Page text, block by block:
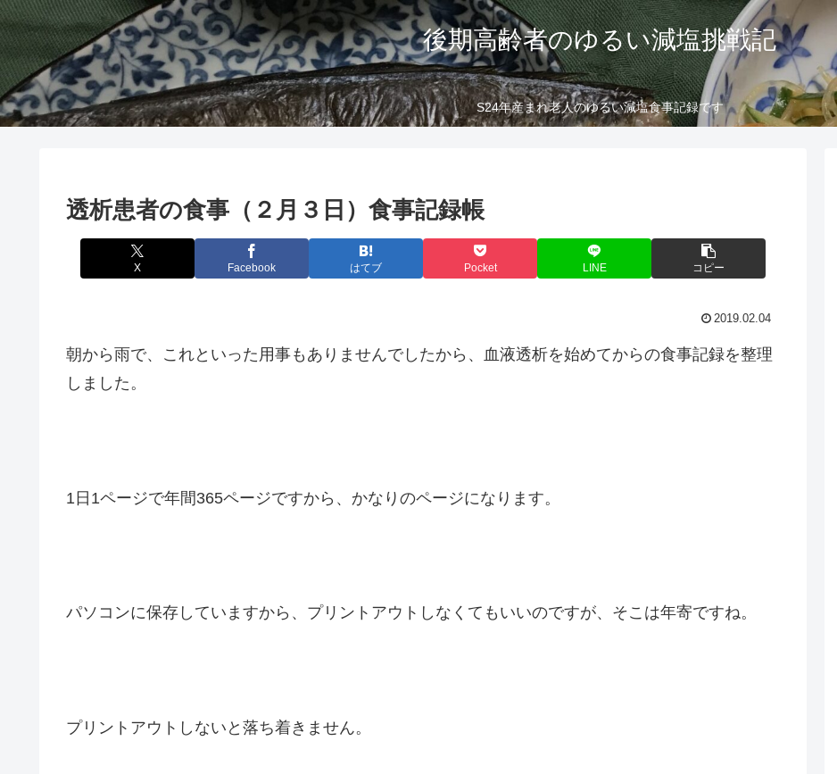
後期高齢者のゆるい減塩挑戦記
S24年産まれ老人のゆるい減塩食事記録です
透析患者の食事（２月３日）食事記録帳
X Facebook はてブ Pocket LINE コピー
2019.02.04
朝から雨で、これといった用事もありませんでしたから、血液透析を始めてからの食事記録を整理
しました。
1日1ページで年間365ページですから、かなりのページになります。
パソコンに保存していますから、プリントアウトしなくてもいいのですが、そこは年寄ですね。
プリントアウトしないと落ち着きません。